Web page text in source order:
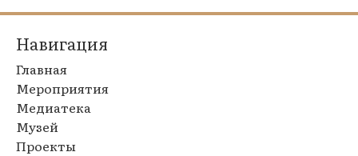
Навигация
Главная
Мероприятия
Медиатека
Музей
Проекты